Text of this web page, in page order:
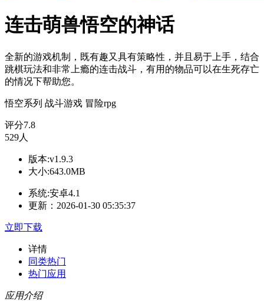
连击萌兽悟空的神话
全新的游戏机制，既有趣又具有策略性，并且易于上手，结合
跳棋玩法和非常上瘾的连击战斗，有用的物品可以在生死存亡
的情况下帮助您。
悟空系列 战斗游戏 冒险rpg
评分7.8
529人
版本:v1.9.3
大小:643.0MB
系统:安卓4.1
更新：2026-01-30 05:35:37
立即下载
详情
同类热门
热门应用
应用介绍